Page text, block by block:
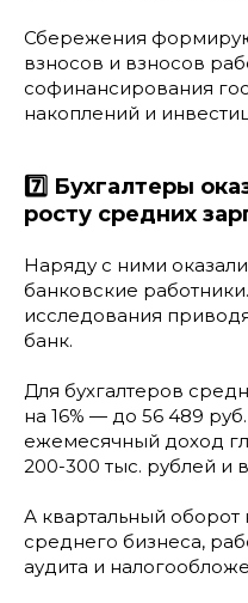
Сбережения
взносов и взносов
софинансирования
накоплений и
7️⃣ Бухгалтеры
росту средних
Наряду с ними
банковские
исследования
банк.
Для бухгалтеров
на 16% — до 56 489
ежемесячный доход
200-300 тыс. рублей и
А квартальный
среднего бизнеса,
аудита и